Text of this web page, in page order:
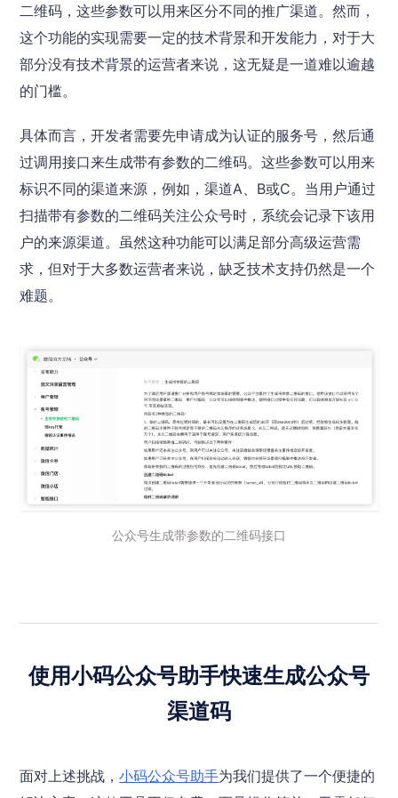
二维码，这些参数可以用来区分不同的推广渠道。然而，
这个功能的实现需要一定的技术背景和开发能力，对于大
部分没有技术背景的运营者来说，这无疑是一道难以逾越
的门槛。
具体而言，开发者需要先申请成为认证的服务号，然后通
过调用接口来生成带有参数的二维码。这些参数可以用来
标识不同的渠道来源，例如，渠道A、B或C。当用户通过
扫描带有参数的二维码关注公众号时，系统会记录下该用
户的来源渠道。虽然这种功能可以满足部分高级运营需
求，但对于大多数运营者来说，缺乏技术支持仍然是一个
难题。
公众号生成带参数的二维码接口
使用小码公众号助手快速生成公众号
渠道码
面对上述挑战，小码公众号助手为我们提供了一个便捷的